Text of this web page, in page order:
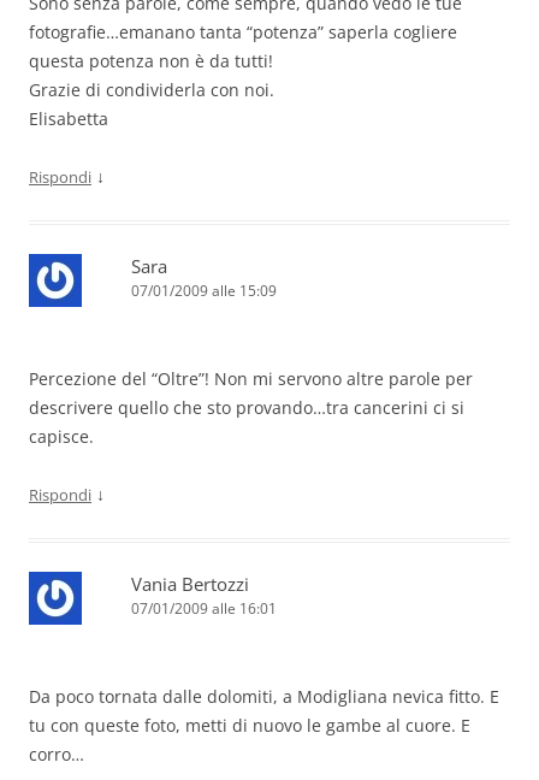
fotografie…emanano tanta “potenza” saperla cogliere
questa potenza non è da tutti!
Grazie di condividerla con noi.
Elisabetta
Rispondi ↓
Sara
07/01/2009 alle 15:09
Percezione del “Oltre”! Non mi servono altre parole per
descrivere quello che sto provando…tra cancerini ci si
capisce.
Rispondi ↓
Vania Bertozzi
07/01/2009 alle 16:01
Da poco tornata dalle dolomiti, a Modigliana nevica fitto. E
tu con queste foto, metti di nuovo le gambe al cuore. E
corro…